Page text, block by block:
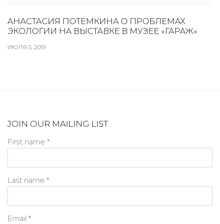
АНАСТАСИЯ ПОТЕМКИНА О ПРОБЛЕМАХ
ЭКОЛОГИИ НА ВЫСТАВКЕ В МУЗЕЕ «ГАРАЖ»
ИЮЛЯ 5, 2019
JOIN OUR MAILING LIST
First name *
Last name *
Email *